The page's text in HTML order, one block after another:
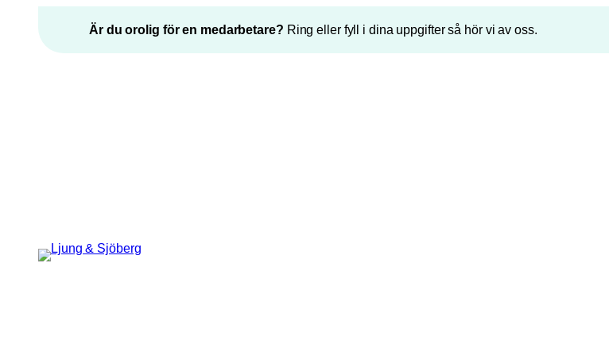
innehåll
Är du orolig för en medarbetare? Ring eller fyll i dina uppgifter så hör vi av oss.
”*” anger obligatoriska fält